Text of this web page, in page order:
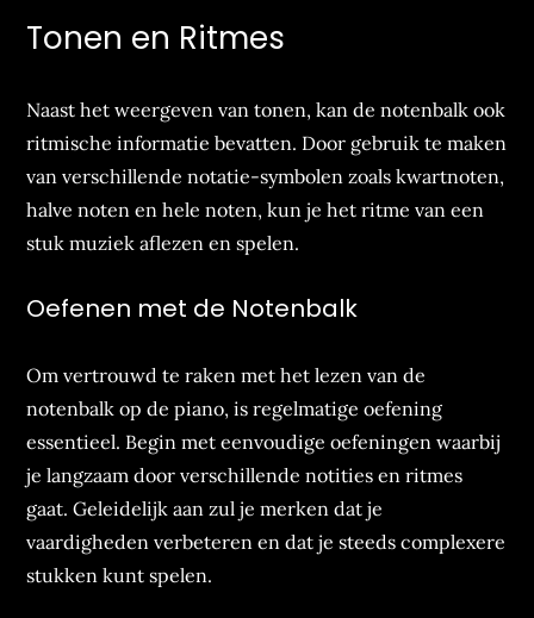
Tonen en Ritmes
Naast het weergeven van tonen, kan de notenbalk ook
ritmische informatie bevatten. Door gebruik te maken
van verschillende notatie-symbolen zoals kwartnoten,
halve noten en hele noten, kun je het ritme van een
stuk muziek aflezen en spelen.
Oefenen met de Notenbalk
Om vertrouwd te raken met het lezen van de
notenbalk op de piano, is regelmatige oefening
essentieel. Begin met eenvoudige oefeningen waarbij
je langzaam door verschillende notities en ritmes
gaat. Geleidelijk aan zul je merken dat je
vaardigheden verbeteren en dat je steeds complexere
stukken kunt spelen.